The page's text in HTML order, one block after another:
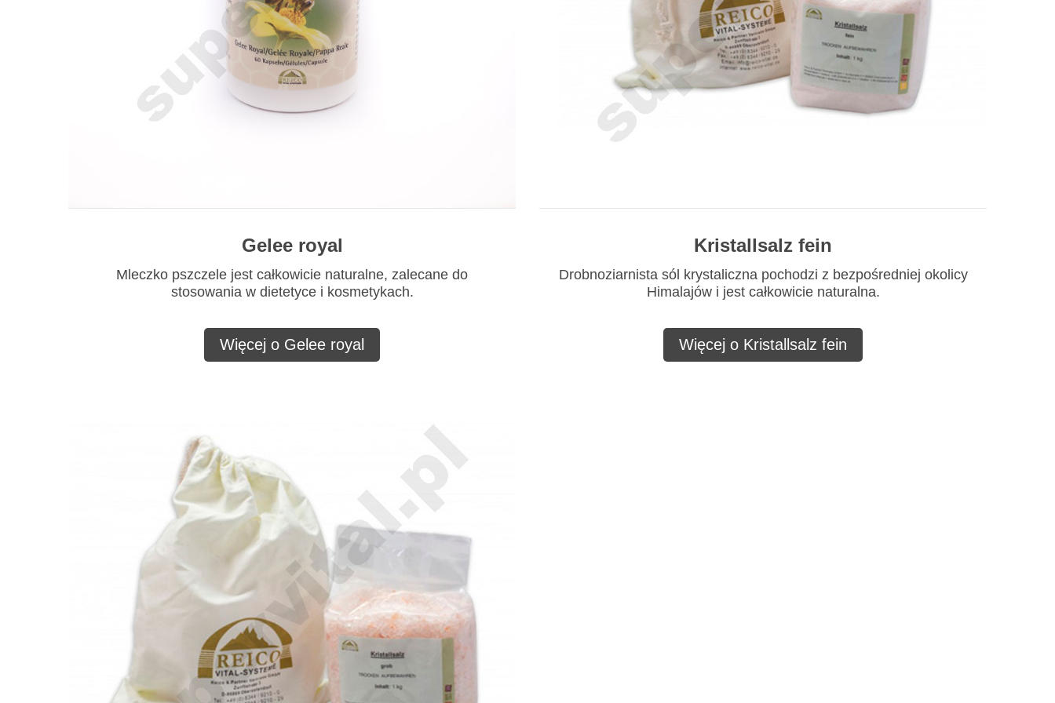
Gelee royal
Mleczko pszczele jest całkowicie naturalne, zalecane do
stosowania w dietetyce i kosmetykach.
Więcej o Gelee royal
Kristallsalz fein
Drobnoziarnista sól krystaliczna pochodzi z bezpośredniej okolicy
Himalajów i jest całkowicie naturalna.
Więcej o Kristallsalz fein